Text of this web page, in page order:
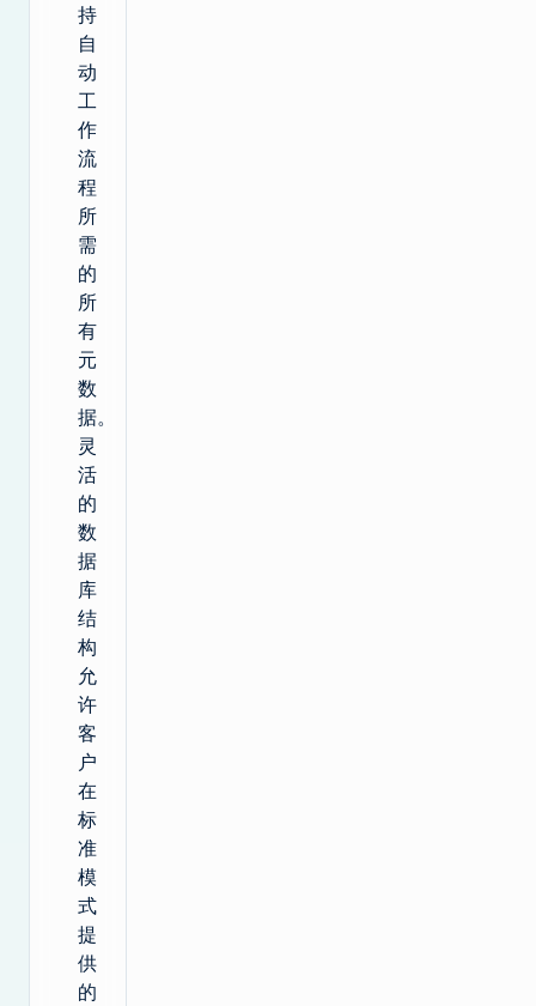
持
自
动
工
作
流
程
所
需
的
所
有
元
数
据。
灵
活
的
数
据
库
结
构
允
许
客
户
在
标
准
模
式
提
供
的